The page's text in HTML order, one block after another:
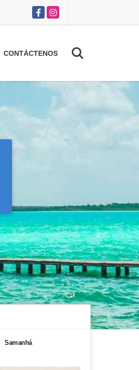
FacebookInstagram
CONTÁCTENOS
Samanhá